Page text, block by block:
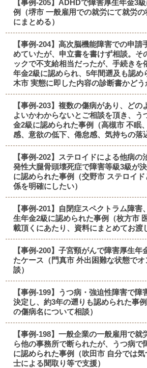
【事例-205】ADHDで障害厚生年金3
例（堺市 一般雇用での就労にて就労
にまとめる）
【事例-204】高次脳機能障害での申請
めていたが、申立書を書けず相談。そ
ックで不支給相当だったが、手続きを
年金2級に認められ、5年間遡及も認め
木市 実態に即した内容の診断書かどう
【事例-203】複数の傷病があり、どの
よいかわからないとご相談を頂き、う
金2級に認められた事例（高槻市 不眠
感、意欲の低下、倦怠感、気持ちの落
【事例-202】ステロイドによる他病の
発性大腿骨頭壊死症で障害等級3級が
に認められた事例（交野市 ステロイ
係を明確にしたい）
【事例-201】自閉症スペクトラム障害
生年金2級に認められた事例（枚方市
載頂くにあたり、資料にまとめてお渡
【事例-200】子宮頸がんで障害厚生年
たケース（門真市 外出困難な状態で
談）
【事例-199】うつ病・強迫性障害で障
決定し、約3年の遡りも認められた事
の傷病名について相談）
【事例-198】一般企業の一般雇用で就
ら他の事務所で断られたが、うつ病で
に認められた事例（吹田市 自分では
士による聞取り等で支援）